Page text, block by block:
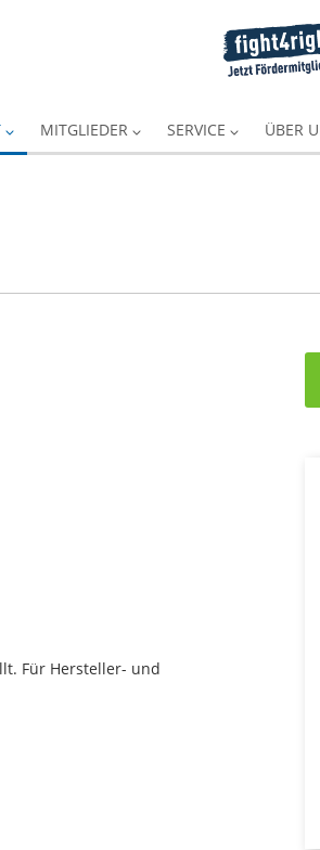
MITGLIEDER SERVICE ÜBER
Für Hersteller- und